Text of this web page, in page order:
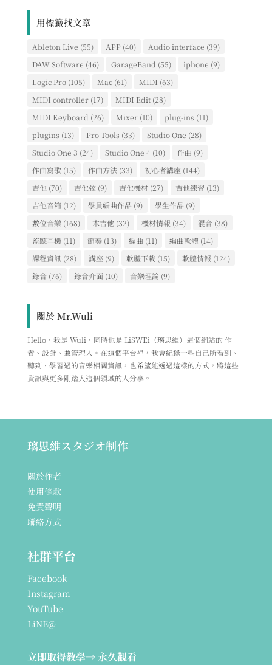
別
用標籤找文章
Ableton Live (55) APP(40) Audio interface (39)
DAW Software (46) GarageBand (55) iphone (9)
Logic Pro(105) Mac(61) MIDI (63)
MIDI controller(17) MIDI Edit(28)
MIDI Keyboard (26) Mixer(10) plug-ins (11)
plugins (13) Pro Tools (33) Studio One (28)
Studio One 3 (24) Studio One 4(10) 作曲 (9)
作曲寫歌(15) 作曲方法(33) 初心者講座 (144)
吉他 (70) 吉他弦(9) 吉他機材(27) 吉他練習 (13)
吉他音箱 (12) 學員編曲作品 (9) 學生作品 (9)
數位音樂(168) 木吉他 (32) 機材情報 (34) 混音 (38)
監聽耳機(11) 節奏(13) 編曲 (11) 編曲軟體 (14)
課程資訊(28) 講座 (9) 軟體下載(15) 軟體情報 (124)
錄音 (76) 錄音介面 (10) 音樂理論(9)
關於 Mr.Wuli
Hello，我是 Wuli，同時也是 LiSWEi（璃思維）這個網站的 作
者、設計、兼管理人。在這個平台裡，我會紀錄一些自己所看到、
聽到、學習過的音樂相關資訊，也希望能透過這樣的方式，將這些
資訊與更多剛踏入這個領域的人分享。
璃思維スタジオ制作
關於作者
使用條款
免責聲明
聯絡方式
社群平台
Facebook
Instagram
YouTube
LiNE@
立即取得教學→ 永久觀看